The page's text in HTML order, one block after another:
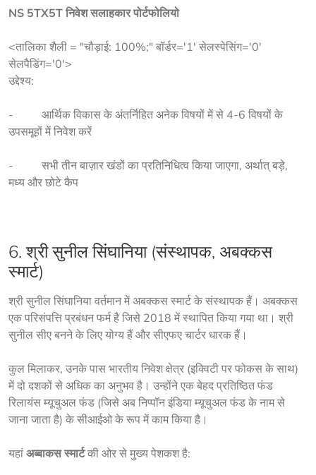
NS 5TX5T निवेश सलाहकार पोर्टफोलियो
<तालिका शैली = "चौड़ाई: 100%;" बॉर्डर='1' सेलस्पेसिंग='0'
सेलपैडिंग='0'>
उद्देश्य:
-          आर्थिक विकास के अंतर्निहित अनेक विषयों में से 4-6 विषयों के
उपसमूहों में निवेश करें
-          सभी तीन बाज़ार खंडों का प्रतिनिधित्व किया जाएगा, अर्थात् बड़े,
मध्य और छोटे कैप
6. श्री सुनील सिंघानिया (संस्थापक, अबक्कस
स्मार्ट)
श्री सुनील सिंघानिया वर्तमान में अबक्कस स्मार्ट के संस्थापक हैं। अबक्कस
एक परिसंपत्ति प्रबंधन फर्म है जिसे 2018 में स्थापित किया गया था। श्री
सुनील सीए बनने के लिए योग्य हैं और सीएफए चार्टर धारक हैं।
कुल मिलाकर, उनके पास भारतीय निवेश क्षेत्र (इक्विटी पर फोकस के साथ)
में दो दशकों से अधिक का अनुभव है। उन्होंने एक बेहद प्रतिष्ठित फंड
रिलायंस म्यूचुअल फंड (जिसे अब निप्पॉन इंडिया म्यूचुअल फंड के नाम से
जाना जाता है) के सीआईओ के रूप में काम किया है।
यहां अब्बाकस स्मार्ट की ओर से मुख्य पेशकश है: